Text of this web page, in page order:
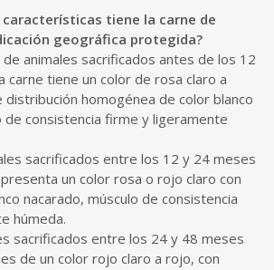
tiene la carne de
geográfica protegida?
de animales sacrificados antes de los 12
carne tiene un color de rosa claro a
distribución homogénea de color blanco
de consistencia firme y ligeramente
sacrificados entre los 12 y 24 meses
un color rosa o rojo claro con
nacarado, músculo de consistencia
húmeda.
sacrificados entre los 24 y 48 meses
de un color rojo claro a rojo, con